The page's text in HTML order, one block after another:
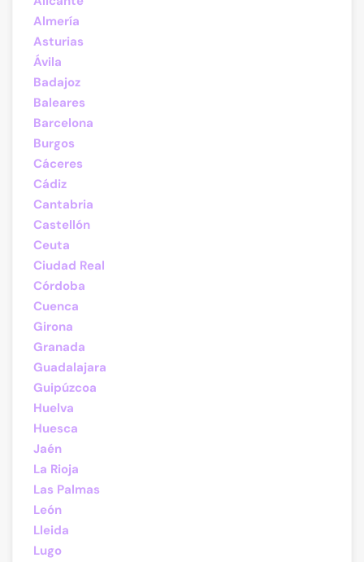
Almería
Asturias
Ávila
Badajoz
Baleares
Barcelona
Burgos
Cáceres
Cádiz
Cantabria
Castellón
Ceuta
Ciudad Real
Córdoba
Cuenca
Girona
Granada
Guadalajara
Guipúzcoa
Huelva
Huesca
Jaén
La Rioja
Las Palmas
León
Lleida
Lugo